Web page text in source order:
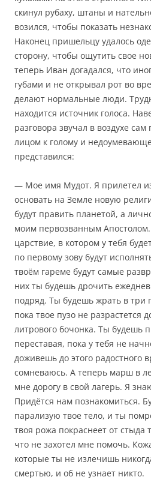
скинул рубаху, штаны и
возился, чтобы показать
Наконец пришельцу удалось
сторону, чтобы ощутить свое
теперь Иван догадался, что
губами и не открывал рот во
делают нормальные люди.
находится источник голоса.
разговора звучал в воздухе
лицом к голому и
представился:
— Мое имя Мудот. Я прилетел
основать на Земле новую
будут править планетой, а
моим первозванным
царствие, в котором у тебя
по первому зову будут
твоём гареме будут самые
них ты будешь дрочить
подряд. Ты будешь жрать в три
пока твое пузо не разрастется
литрового бочонка. Ты будешь
переставая, пока у тебя не
доживешь до этого радостного
сомневаюсь. А теперь марш в
мне дорогу в свой лагерь. Я
Придётся нам познакомиться.
парализую твое тело, и ты
твоя рожа покраснеет от
что не захотел мне помочь.
которые ты не излечишь
смертью, и об не узнает никто.